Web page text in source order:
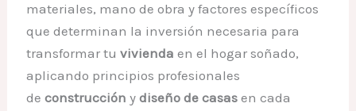
materiales, mano de obra y factores específicos
que determinan la inversión necesaria para
transformar tuvivienda en el hogar soñado,
aplicando principios profesionales
deconstrucción ydiseño de casas en cada